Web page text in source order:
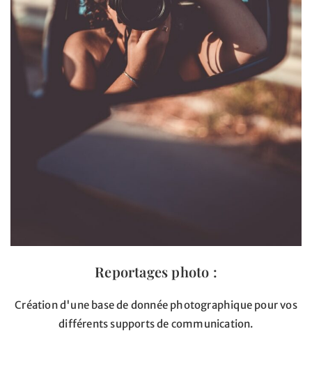
Reportages photo :
Création d'une base de donnée photographique pour vos
différents supports de communication.